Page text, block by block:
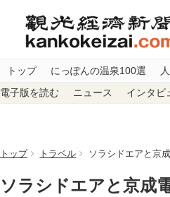
トップ にっぽんの温泉100選
電子版を読む ニュース インタビ
トップ トラベル ソラシドエアと京
ソラシドエアと京成